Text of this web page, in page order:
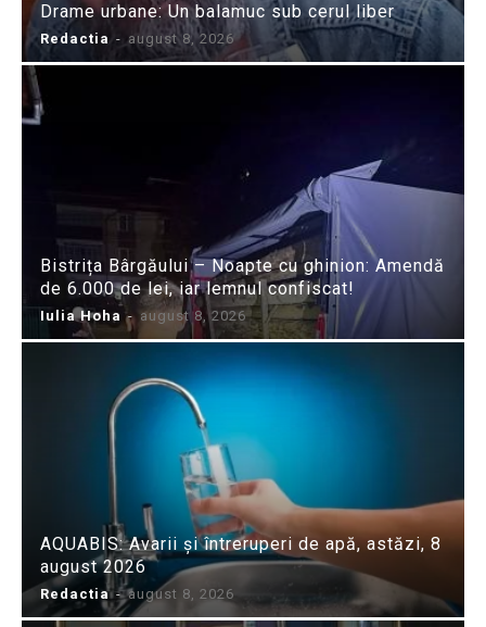
Drame urbane: Un balamuc sub cerul liber
Redactia - august 8, 2026
Bistrița Bârgăului – Noapte cu ghinion: Amendă
de 6.000 de lei, iar lemnul confiscat!
Iulia Hoha - august 8, 2026
AQUABIS: Avarii și întreruperi de apă, astăzi, 8
august 2026
Redactia - august 8, 2026